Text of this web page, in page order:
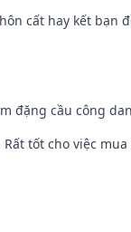
cất hay kết bạn
đặng cầu công
tốt cho việc